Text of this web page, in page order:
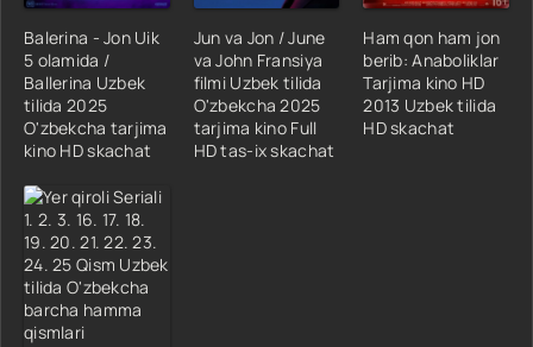
Balerina - Jon Uik
5 olamida /
Ballerina Uzbek
tilida 2025
O'zbekcha tarjima
kino HD skachat
Jun va Jon / June
va John Fransiya
filmi Uzbek tilida
O'zbekcha 2025
tarjima kino Full
HD tas-ix skachat
Ham qon ham jon
berib: Anaboliklar
Tarjima kino HD
2013 Uzbek tilida
HD skachat